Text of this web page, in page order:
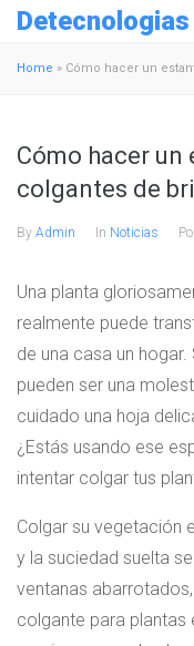
Detecnologias
Home » Cómo hacer un
Cómo hacer un
colgantes de
By Admin In Noticias
Una planta
realmente puede
de una casa un
pueden ser una
cuidado una hoja
¿Estás usando ese
intentar colgar tus
Colgar su vegetación
y la suciedad suelta
ventanas
colgante para